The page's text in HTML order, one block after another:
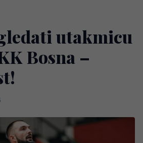
utakmicu
Bosna –